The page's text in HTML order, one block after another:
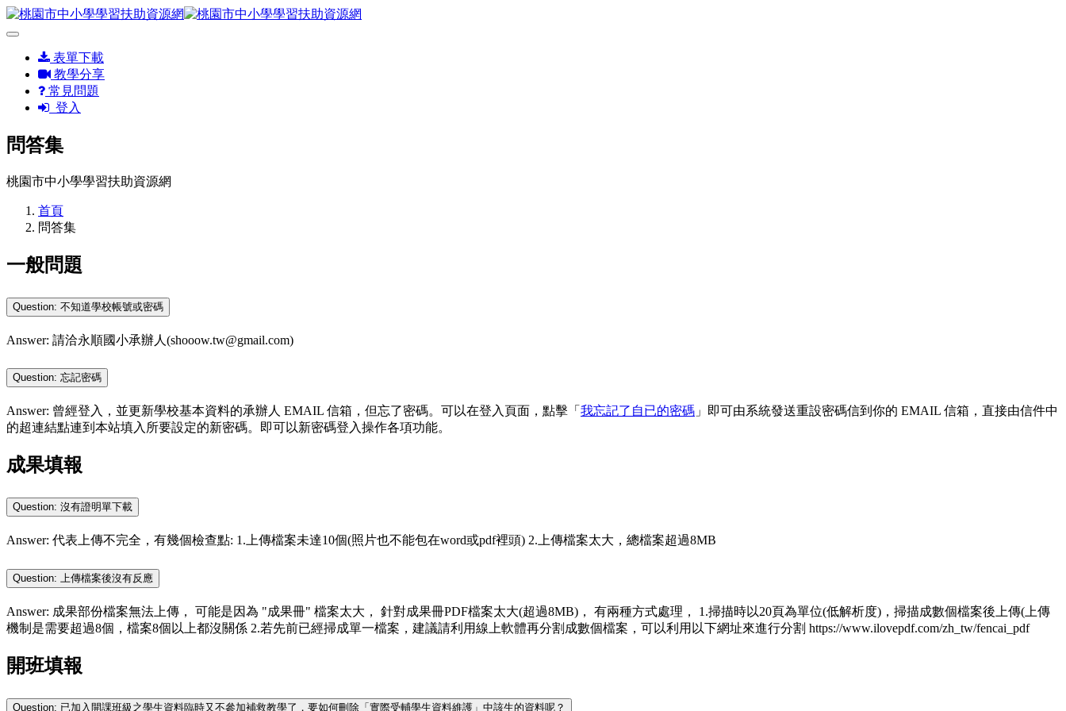
表單下載
教學分享
常見問題
登入
問答集
桃園市中小學學習扶助資源網
首頁
問答集
一般問題
Question: 不知道學校帳號或密碼
Answer: 請洽永順國小承辦人(shooow.tw@gmail.com)
Question: 忘記密碼
Answer: 曾經登入，並更新學校基本資料的承辦人 EMAIL 信箱，但忘了密碼。可以在登入頁面，點擊「 我忘記了自已的密碼 」即可由系統發送重設密碼信到你的 EMAIL 信箱，直接由信件中
的超連結點連到本站填入所要設定的新密碼。即可以新密碼登入操作各項功能。
成果填報
Question: 沒有證明單下載
Answer: 代表上傳不完全，有幾個檢查點: 1.上傳檔案未達10個(照片也不能包在word或pdf裡頭) 2.上傳檔案太大，總檔案超過8MB
Question: 上傳檔案後沒有反應
Answer: 成果部份檔案無法上傳， 可能是因為 "成果冊" 檔案太大， 針對成果冊PDF檔案太大(超過8MB)， 有兩種方式處理， 1.掃描時以20頁為單位(低解析度)，掃描成數個檔案後上傳(上傳
機制是需要超過8個，檔案8個以上都沒關係 2.若先前已經掃成單一檔案，建議請利用線上軟體再分割成數個檔案，可以利用以下網址來進行分割 https://www.ilovepdf.com/zh_tw/fencai_pdf
開班填報
Question: 已加入開課班級之學生資料臨時又不參加補救教學了，要如何刪除「實際受輔學生資料維護」中該生的資料呢？